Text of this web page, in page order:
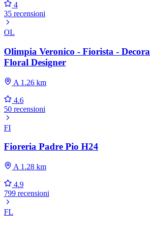
4
35 recensioni
OL
Olimpia Veronico - Fiorista -
Floral Designer
A 1.26 km
4.6
50 recensioni
FI
Fioreria Padre Pio H24
A 1.28 km
4.9
799 recensioni
FL